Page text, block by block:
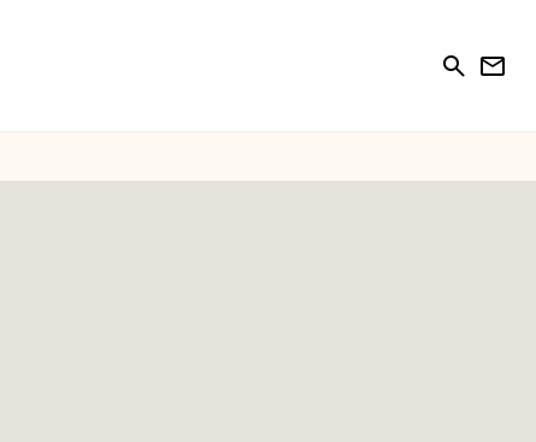
search newsletter